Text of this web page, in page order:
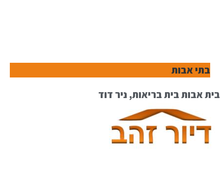
בתי אבות
בית אבות בית בריאות, ניר דוד